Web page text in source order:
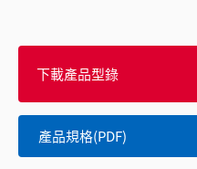
下載產品型錄
產品規格(PDF)